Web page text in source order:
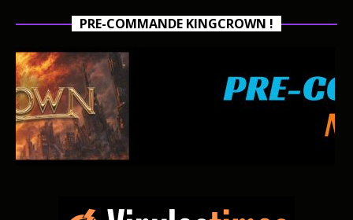
PRE-COMMANDE KINGCROWN !